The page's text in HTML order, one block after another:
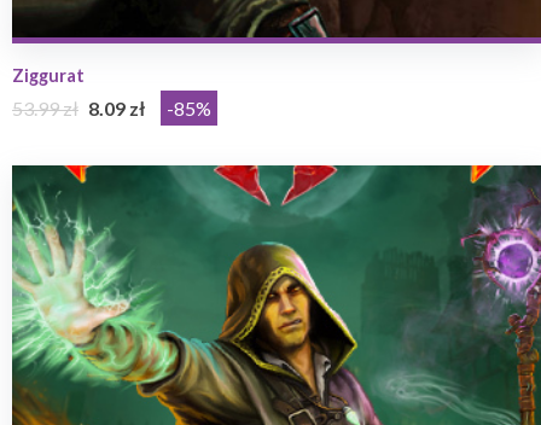
Ziggurat
53.99 zł 8.09 zł -85%